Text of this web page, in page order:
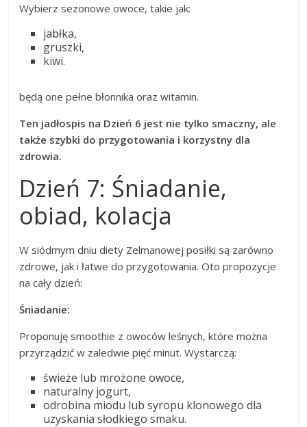
Wybierz sezonowe owoce, takie jak:
jabłka,
gruszki,
kiwi.
będą one pełne błonnika oraz witamin.
Ten jadłospis na Dzień 6 jest nie tylko smaczny, ale
także szybki do przygotowania i korzystny dla
zdrowia.
Dzień 7: Śniadanie,
obiad, kolacja
W siódmym dniu diety Zelmanowej posiłki są zarówno
zdrowe, jak i łatwe do przygotowania. Oto propozycje
na cały dzień:
Śniadanie:
Proponuję smoothie z owoców leśnych, które można
przyrządzić w zaledwie pięć minut. Wystarczą:
świeże lub mrożone owoce,
naturalny jogurt,
odrobina miodu lub syropu klonowego dla
uzyskania słodkiego smaku.